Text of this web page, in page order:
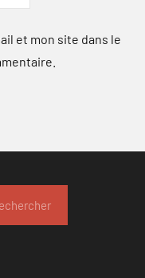
et mon site dans le